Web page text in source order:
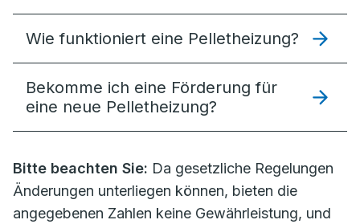
Wie funktioniert eine Pelletheizung?
Bekomme ich eine Förderung für
eine neue Pelletheizung?
Bitte beachten Sie: Da gesetzliche Regelungen
Änderungen unterliegen können, bieten die
angegebenen Zahlen keine Gewährleistung, und